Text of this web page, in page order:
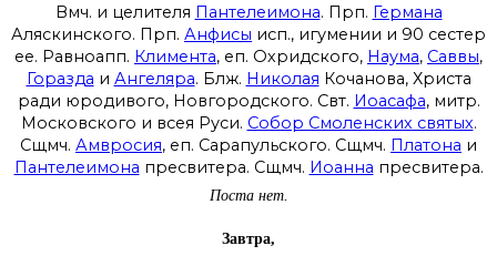
Вмч. и целителя Пантелеимона. Прп. Германа
Аляскинского. Прп. Анфисы исп., игумении и 90 сестер
ее. Равноапп. Климента, еп. Охридского, Наума, Саввы,
Горазда и Ангеляра. Блж. Николая Кочанова, Христа
ради юродивого, Новгородского. Свт. Иоасафа, митр.
Московского и всея Руси. Собор Смоленских святых.
Сщмч. Амвросия, еп. Сарапульского. Сщмч. Платона и
Пантелеимона пресвитера. Сщмч. Иоанна пресвитера.
Поста нет.
Завтра,